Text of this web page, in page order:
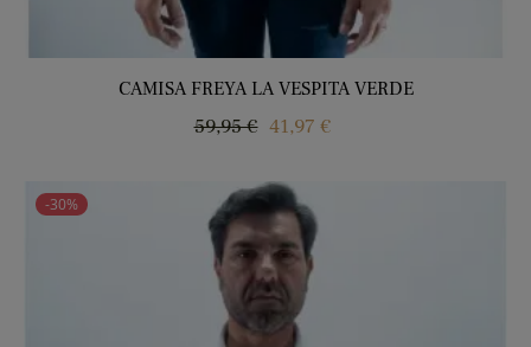
CAMISA FREYA LA VESPITA VERDE
Regular
59,95 € Price
41,97 €
-30%